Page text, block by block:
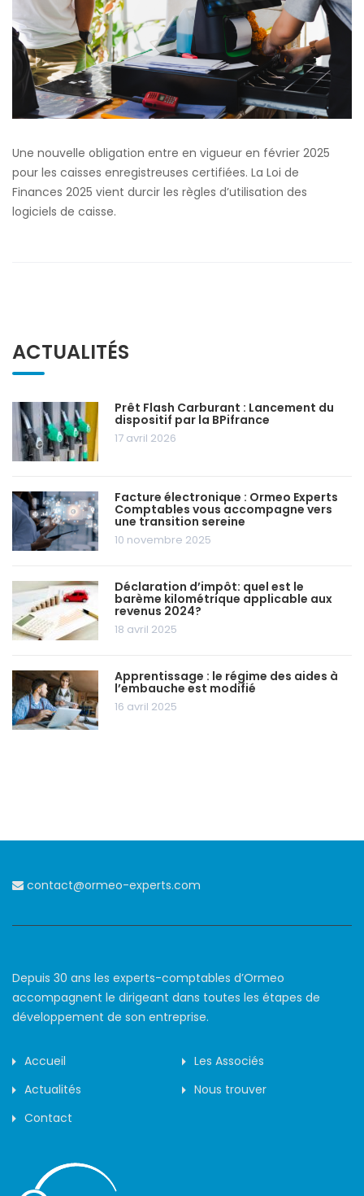
nouvelle
obligation
en
2025
Une nouvelle obligation entre en vigueur en février 2025
pour les caisses enregistreuses certifiées. La Loi de
Finances 2025 vient durcir les règles d’utilisation des
logiciels de caisse.
ACTUALITÉS
Prêt Flash Carburant : Lancement du
dispositif par la BPifrance
17 avril 2026
Facture électronique : Ormeo Experts
Comptables vous accompagne vers
une transition sereine
10 novembre 2025
Déclaration d’impôt: quel est le
barème kilométrique applicable aux
revenus 2024?
18 avril 2025
Apprentissage : le régime des aides à
l’embauche est modifié
16 avril 2025
contact@ormeo-experts.com
Depuis 30 ans les experts-comptables d’Ormeo
accompagnent le dirigeant dans toutes les étapes de
développement de son entreprise.
Accueil
Les Associés
Actualités
Nous trouver
Contact